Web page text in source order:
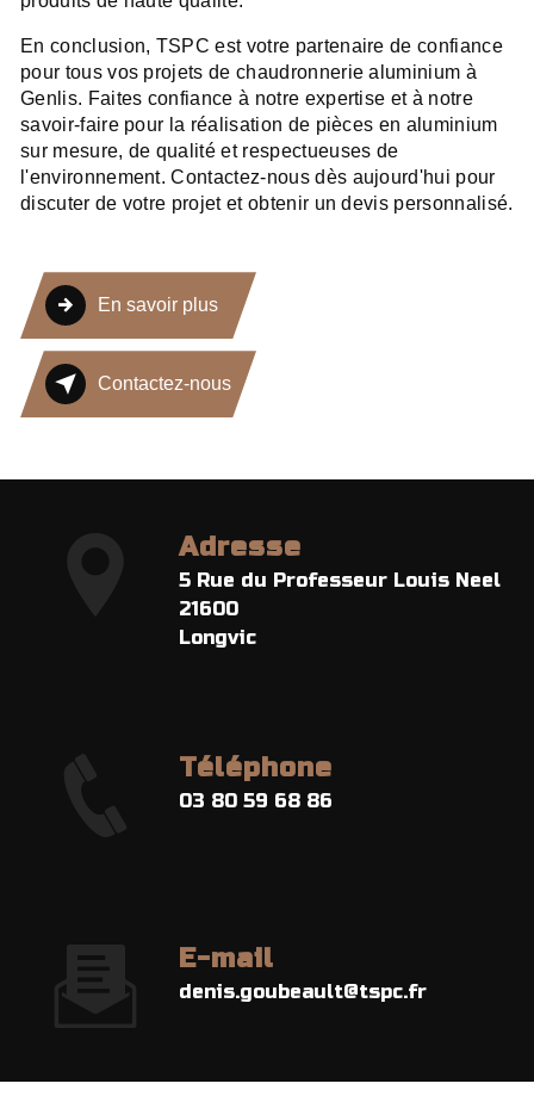
En conclusion, TSPC est votre partenaire de confiance
pour tous vos projets de chaudronnerie aluminium à
Genlis. Faites confiance à notre expertise et à notre
savoir-faire pour la réalisation de pièces en aluminium
sur mesure, de qualité et respectueuses de
l'environnement. Contactez-nous dès aujourd'hui pour
discuter de votre projet et obtenir un devis personnalisé.
En savoir plus
Contactez-nous
Adresse
5 Rue du Professeur Louis Neel
21600
Longvic
Téléphone
03 80 59 68 86
E-mail
denis.goubeault@tspc.fr